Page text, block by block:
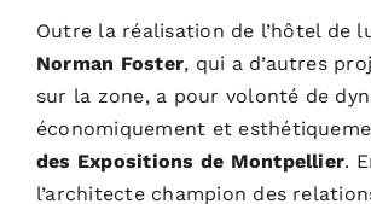
Outre la réalisation de l’hôtel de
Norman Foster, qui a d’autres
sur la zone, a pour volonté de
économiquement et
des Expositions de Montpellier.
l’architecte champion des